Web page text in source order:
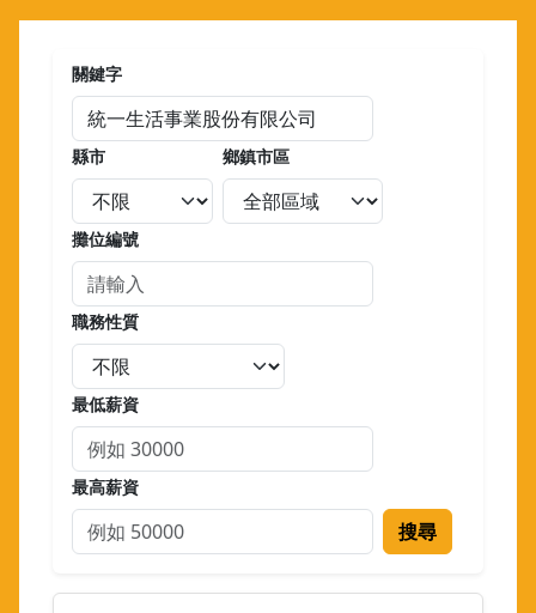
關鍵字
縣市 鄉鎮市區
攤位編號
職務性質
最低薪資
最高薪資
搜尋